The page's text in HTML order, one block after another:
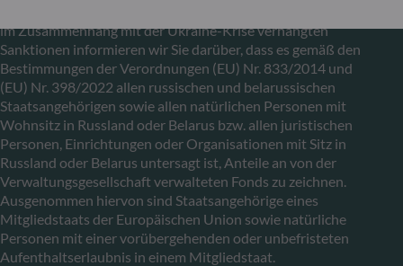
im Zusammenhang mit der Ukraine-Krise verhängten
Sanktionen informieren wir Sie darüber, dass es gemäß den
Bestimmungen der Verordnungen (EU) Nr. 833/2014 und
(EU) Nr. 398/2022 allen russischen und belarussischen
Staatsangehörigen sowie allen natürlichen Personen mit
Wohnsitz in Russland oder Belarus bzw. allen juristischen
Personen, Einrichtungen oder Organisationen mit Sitz in
Russland oder Belarus untersagt ist, Anteile an von der
Verwaltungsgesellschaft verwalteten Fonds zu zeichnen.
Ausgenommen hiervon sind Staatsangehörige eines
Mitgliedstaats der Europäischen Union sowie natürliche
Personen mit einer vorübergehenden oder unbefristeten
Aufenthaltserlaubnis in einem Mitgliedstaat.